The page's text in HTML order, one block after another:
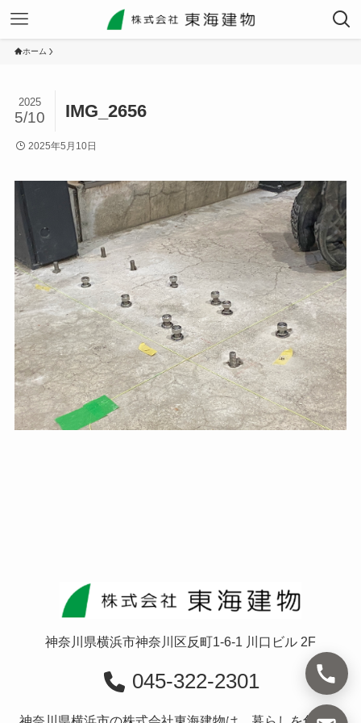
ホーム
IMG_2656
2025
5/10
2025年5月10日
神奈川県横浜市神奈川区反町1-6-1 川口ビル 2F
045-322-2301